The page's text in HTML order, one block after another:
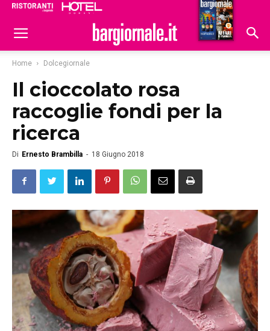
Hoteldomani
Home Dolcegiornale
Il cioccolato rosa
raccoglie fondi per la
ricerca
Di Ernesto Brambilla - 18 Giugno 2018